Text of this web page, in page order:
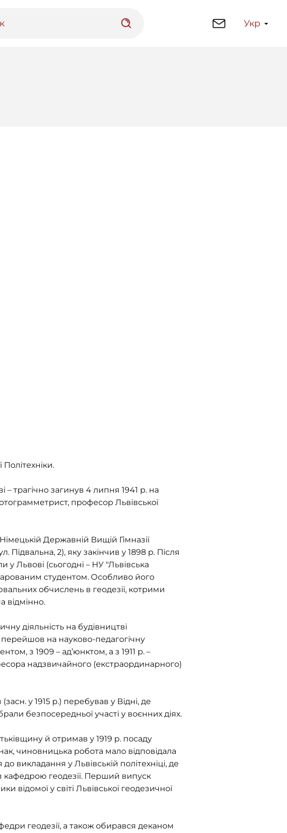
Укр
– трагічно загинув 4 липня 1941 р. на
професор Львівської
Державній Вищій Гімназії
2), яку закінчив у 1898 р. Після
у Львові (сьогодні – НУ "Львівська
студентом. Особливо його
обчислень в геодезії, котрими
відмінно.
діяльність на будівництві
перейшов на науково-педагогічну
з 1909 – ад’юнктом, а з 1911 р. –
надзвичайного (екстраординарного)
у 1915 р.) перебував у Відні, де
безпосередньої участі у воєнних діях.
й отримав у 1919 р. посаду
чиновницька робота мало відповідала
викладання у Львівській політехніці, де
кафедрою геодезії. Перший випуск
відомої у світі Львівської геодезичної
геодезії, а також обирався деканом